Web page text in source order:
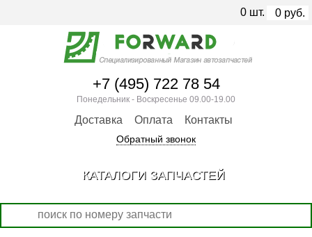
+7 (495) 722 78 54
Понедельник - Воскресенье 09.00-19.00
Доставка Оплата Контакты
Обратный звонок
0 шт. 0 руб.
КАТАЛОГИ ЗАПЧАСТЕЙ